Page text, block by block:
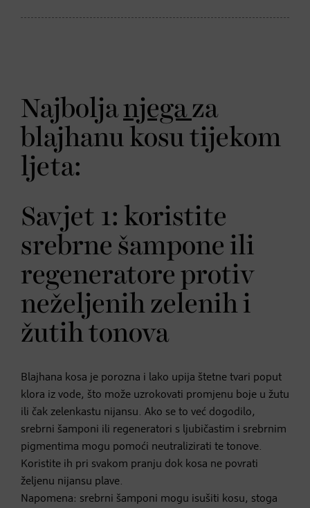
Najboljanjega za
blajhanu kosu tijekom
ljeta:
Savjet 1: koristite
srebrne šampone ili
regeneratore protiv
neželjenih zelenih i
žutih tonova
Blajhana kosa je porozna i lako upija štetne tvari poput
klora iz vode, što može uzrokovati promjenu boje u žutu
ili čak zelenkastu nijansu. Ako se to već dogodilo,
srebrni šamponi ili regeneratori s ljubičastim i srebrnim
pigmentima mogu pomoći neutralizirati te tonove.
Koristite ih pri svakom pranju dok kosa ne povrati
željenu nijansu plave.
Napomena: srebrni šamponi mogu isušiti kosu, stoga